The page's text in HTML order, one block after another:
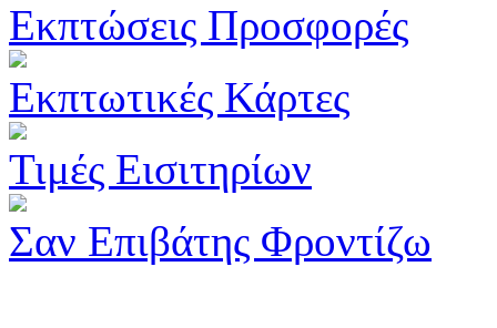
Εκπτώσεις Προσφορές
Εκπτωτικές Κάρτες
Τιμές Εισιτηρίων
Σαν Επιβάτης Φροντίζω